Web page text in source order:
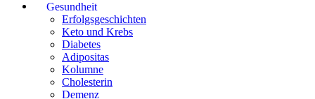
Gesundheit
Erfolgsgeschichten
Keto und Krebs
Diabetes
Adipositas
Kolumne
Cholesterin
Demenz